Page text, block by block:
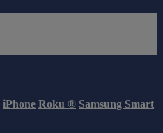
iPhone Roku ® Samsung Smart